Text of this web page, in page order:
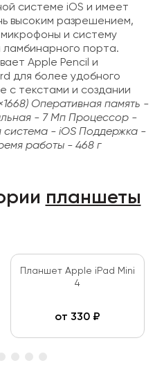
системе iOS и имеет
высоким разрешением,
и систему
ламбинарного порта.
Apple Pencil и
для более удобного
с текстами и создании
Оперативная память -
- 7 Мп Процессор -
система - iOS Поддержка -
работы - 468 г
планшеты
Планшет Apple iPad Mini
4
от 330 ₽